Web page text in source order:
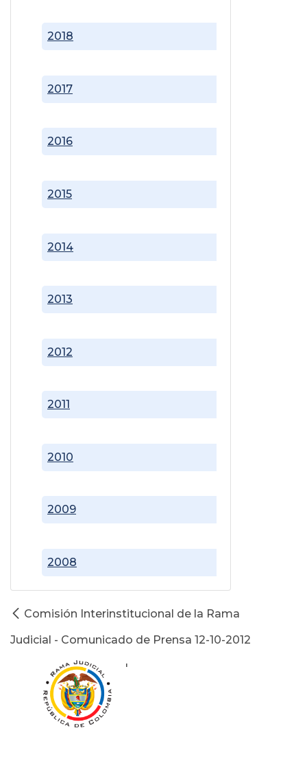
2008
2009
2010
2011
2012
2013
2014
2015
2016
2017
2018
Comisión Interinstitucional de la Rama
Judicial - Comunicado de Prensa 12-10-2012
'